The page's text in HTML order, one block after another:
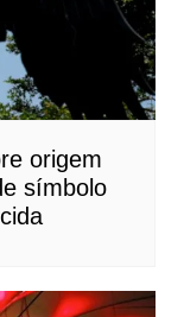
origem
símbolo